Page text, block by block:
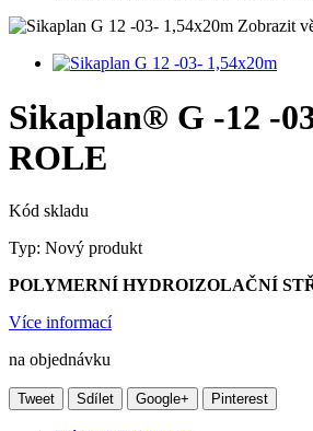
Zobrazit
Sikaplan® G -12 -
ROLE
Kód skladu
Typ: Nový produkt
POLYMERNÍ HYDROIZOLAČNÍ
Více informací
na objednávku
Tweet Sdílet Google+ Pinterest